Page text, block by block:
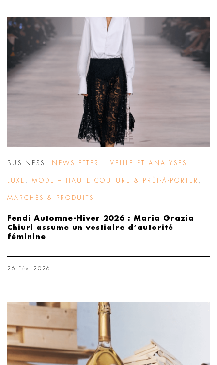
BUSINESS NEWSLETTER – VEILLE ET ANALYSES
LUXE MODE – HAUTE COUTURE & PRÊT-À-PORTER
MARCHÉS & PRODUITS
Fendi Automne-Hiver 2026 : Maria Grazia
Chiuri assume un vestiaire d’autorité
féminine
26 Fév. 2026